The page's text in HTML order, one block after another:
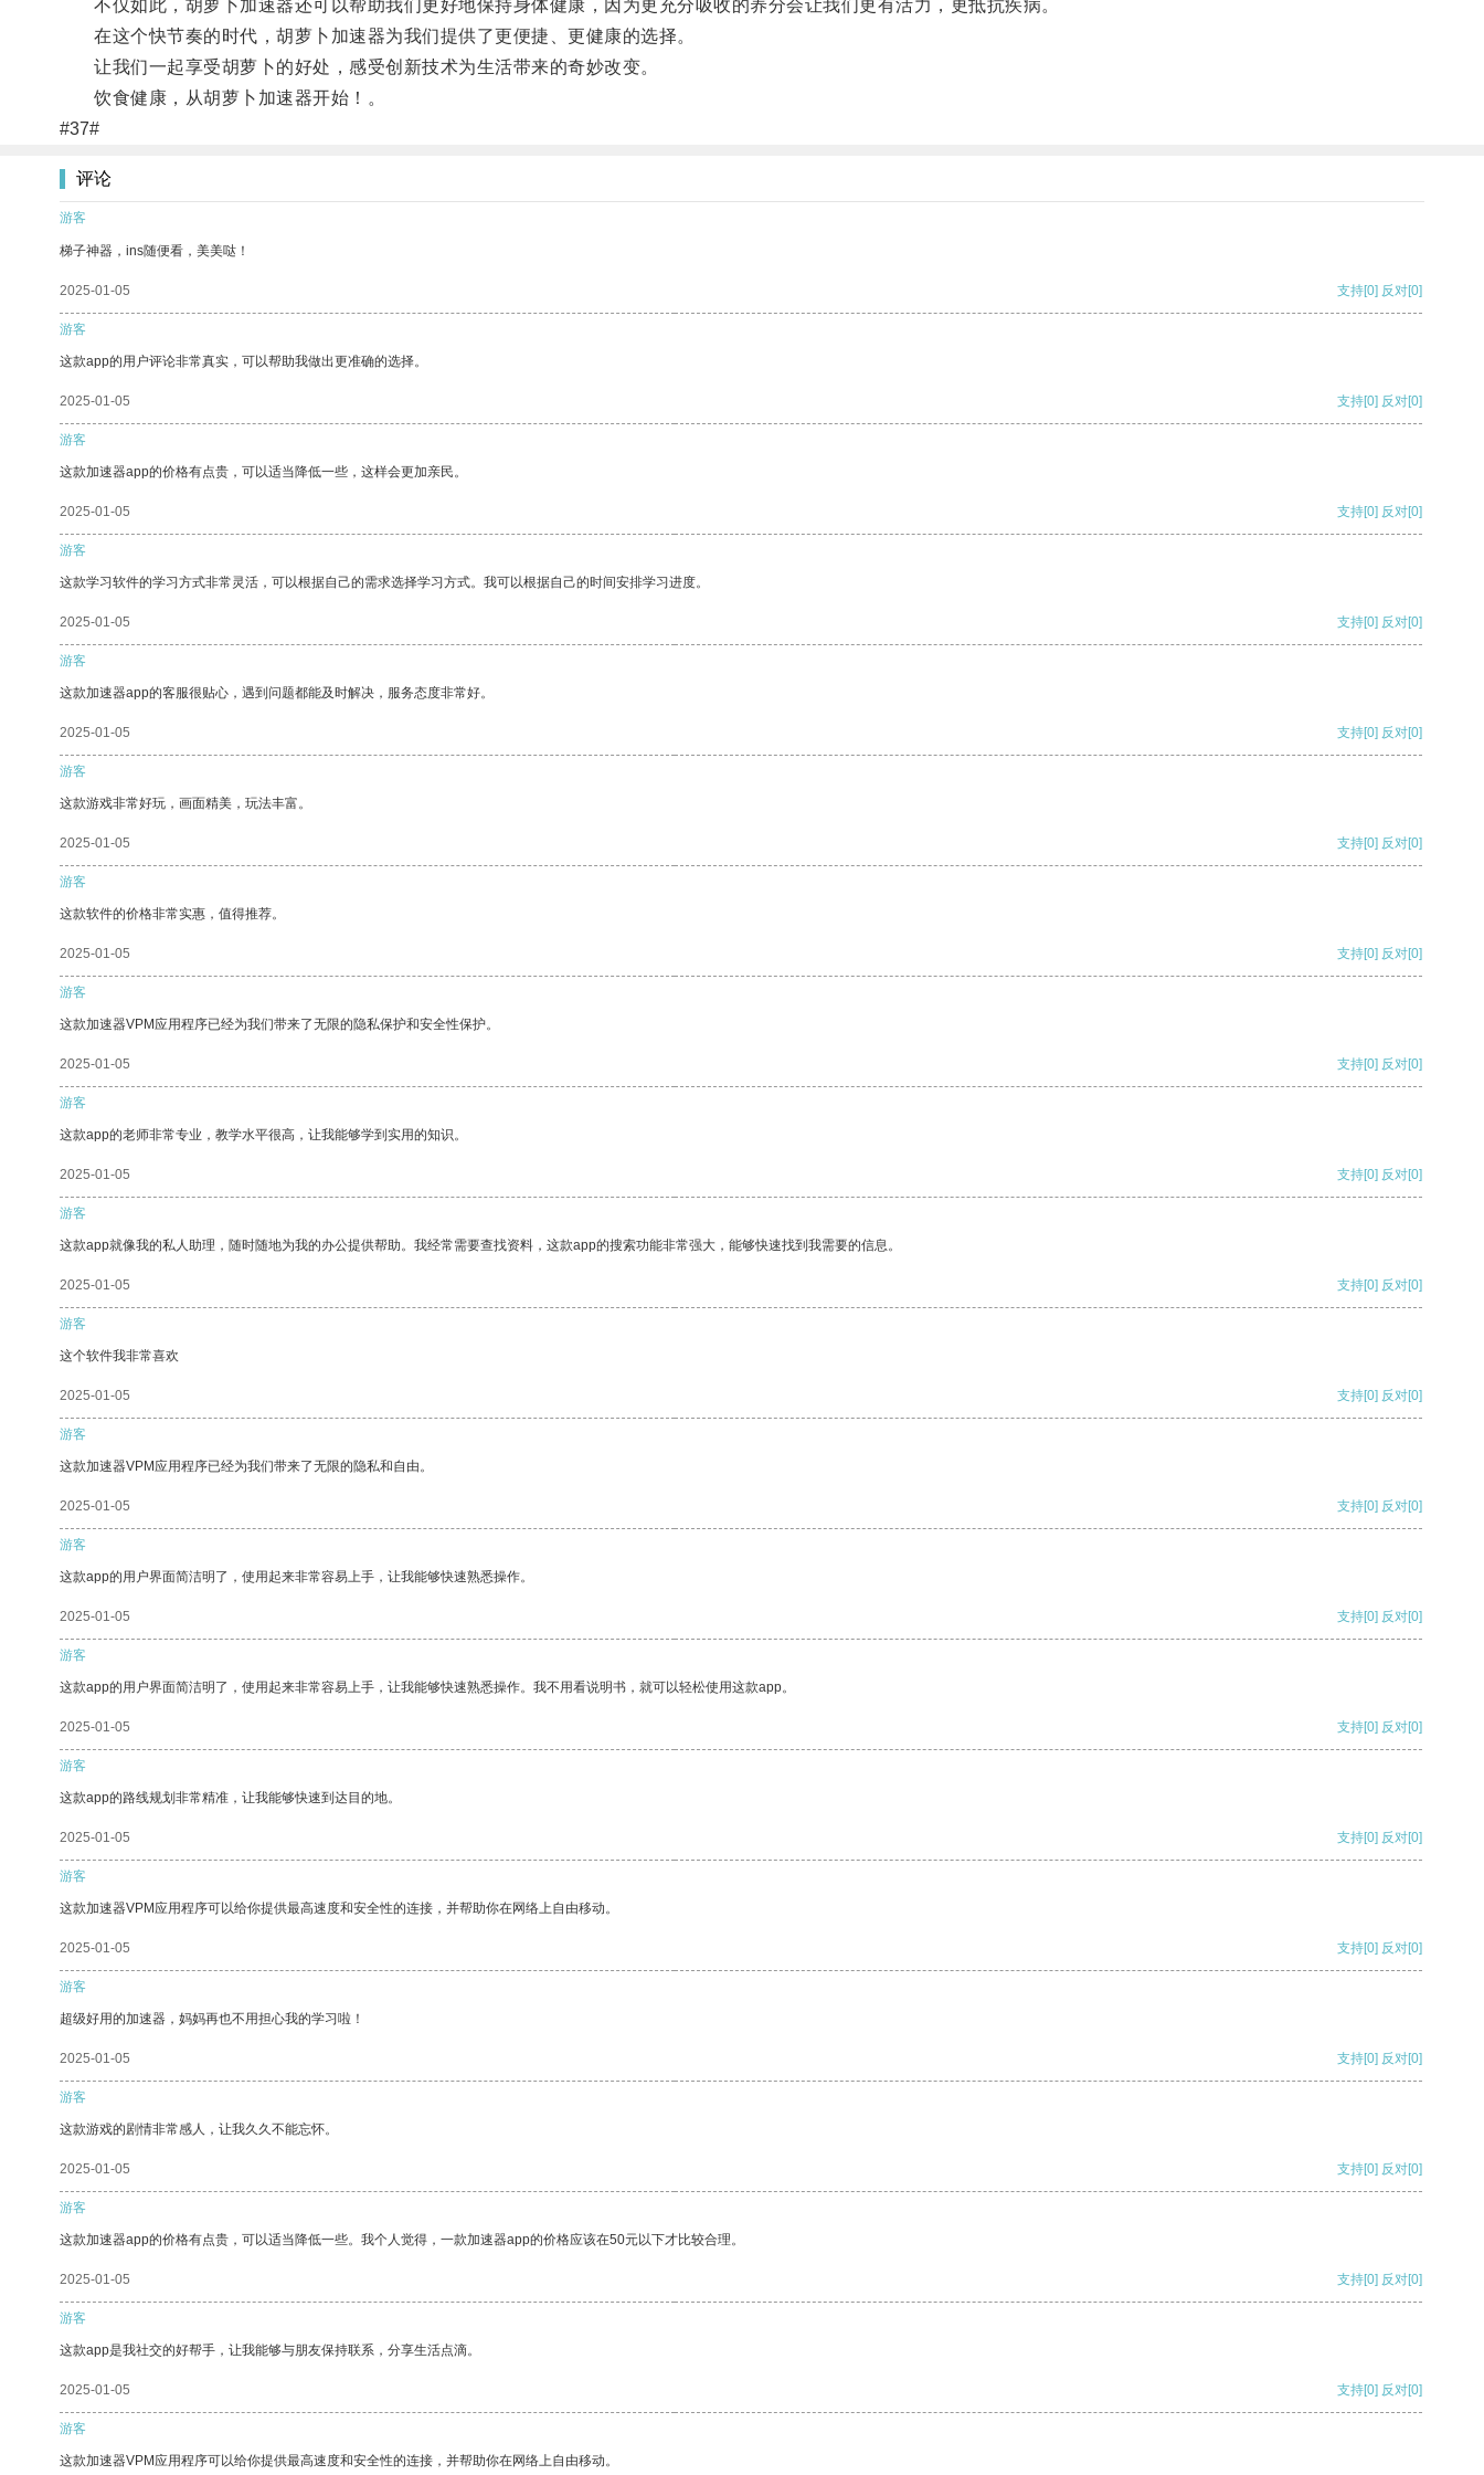
不仅如此，胡萝卜加速器还可以帮助我们更好地保持身体健康，因为更充分吸收的养分会让我们更有活力，更抵抗疾病。
在这个快节奏的时代，胡萝卜加速器为我们提供了更便捷、更健康的选择。
让我们一起享受胡萝卜的好处，感受创新技术为生活带来的奇妙改变。
饮食健康，从胡萝卜加速器开始！。
#37#
评论
游客
梯子神器，ins随便看，美美哒！
2025-01-05 支持[0] 反对[0]
游客
这款app的用户评论非常真实，可以帮助我做出更准确的选择。
2025-01-05 支持[0] 反对[0]
游客
这款加速器app的价格有点贵，可以适当降低一些，这样会更加亲民。
2025-01-05 支持[0] 反对[0]
游客
这款学习软件的学习方式非常灵活，可以根据自己的需求选择学习方式。我可以根据自己的时间安排学习进度。
2025-01-05 支持[0] 反对[0]
游客
这款加速器app的客服很贴心，遇到问题都能及时解决，服务态度非常好。
2025-01-05 支持[0] 反对[0]
游客
这款游戏非常好玩，画面精美，玩法丰富。
2025-01-05 支持[0] 反对[0]
游客
这款软件的价格非常实惠，值得推荐。
2025-01-05 支持[0] 反对[0]
游客
这款加速器VPM应用程序已经为我们带来了无限的隐私保护和安全性保护。
2025-01-05 支持[0] 反对[0]
游客
这款app的老师非常专业，教学水平很高，让我能够学到实用的知识。
2025-01-05 支持[0] 反对[0]
游客
这款app就像我的私人助理，随时随地为我的办公提供帮助。我经常需要查找资料，这款app的搜索功能非常强大，能够快速找到我需要的信息。
2025-01-05 支持[0] 反对[0]
游客
这个软件我非常喜欢
2025-01-05 支持[0] 反对[0]
游客
这款加速器VPM应用程序已经为我们带来了无限的隐私和自由。
2025-01-05 支持[0] 反对[0]
游客
这款app的用户界面简洁明了，使用起来非常容易上手，让我能够快速熟悉操作。
2025-01-05 支持[0] 反对[0]
游客
这款app的用户界面简洁明了，使用起来非常容易上手，让我能够快速熟悉操作。我不用看说明书，就可以轻松使用这款app。
2025-01-05 支持[0] 反对[0]
游客
这款app的路线规划非常精准，让我能够快速到达目的地。
2025-01-05 支持[0] 反对[0]
游客
这款加速器VPM应用程序可以给你提供最高速度和安全性的连接，并帮助你在网络上自由移动。
2025-01-05 支持[0] 反对[0]
游客
超级好用的加速器，妈妈再也不用担心我的学习啦！
2025-01-05 支持[0] 反对[0]
游客
这款游戏的剧情非常感人，让我久久不能忘怀。
2025-01-05 支持[0] 反对[0]
游客
这款加速器app的价格有点贵，可以适当降低一些。我个人觉得，一款加速器app的价格应该在50元以下才比较合理。
2025-01-05 支持[0] 反对[0]
游客
这款app是我社交的好帮手，让我能够与朋友保持联系，分享生活点滴。
2025-01-05 支持[0] 反对[0]
游客
这款加速器VPM应用程序可以给你提供最高速度和安全性的连接，并帮助你在网络上自由移动。